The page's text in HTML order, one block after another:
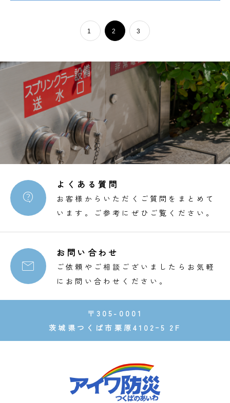
1 2 3

よくある質問
お客様からいただくご質問をまとめて
います。ご参考にぜひご覧ください。

お問い合わせ
ご依頼やご相談ございましたらお気軽
にお問い合わせください。
〒305-0001
茨城県つくば市栗原4102ｰ5 2F